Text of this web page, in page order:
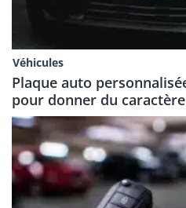
Véhicules
Plaque auto
pour donner du